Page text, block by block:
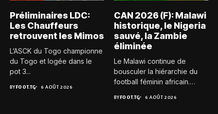
Préliminaires LDC:
Les Chauffeurs
retrouvent les Mimos
L’ASCK du Togo championne
du Togo et logée dans le
pot 3...
BYFOOT.TG 6 AOÛT 2026
CAN 2026 (F): Malawi
historique, le Nigeria
sauvé, la Zambie
éliminée
Le Malawi continue de
bousculer la hiérarchie du
football féminin africain.
BYFOOT.TG 6 AOÛT 2026